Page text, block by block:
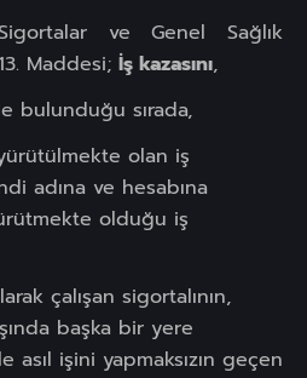
ve Genel Sağlık
Maddesi; İş kazasını,
bulunduğu sırada,
olan iş
adına ve hesabına
olduğu iş
çalışan sigortalının,
başka bir yere
işini yapmaksızın geçen